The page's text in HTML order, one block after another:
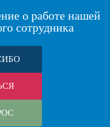
о работе нашей
сотрудника